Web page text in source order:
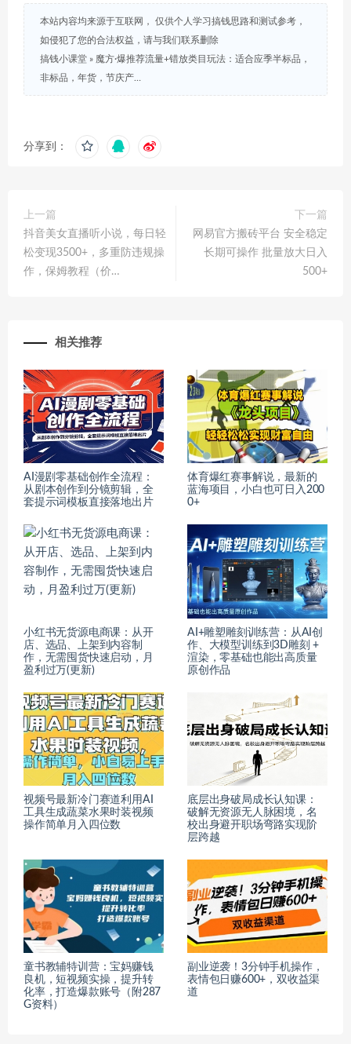
本站内容均来源于互联网， 仅供个人学习搞钱思路和测试参考，
如侵犯了您的合法权益，请与我们联系删除
搞钱小课堂 » 魔方·爆推荐流量+错放类目玩法：适合应季半标品，
非标品，年货，节庆产…
分享到：
上一篇
抖音美女直播听小说，每日轻
松变现3500+，多重防违规操
作，保姆教程（价…
下一篇
网易官方搬砖平台 安全稳定
长期可操作 批量放大日入
500+
相关推荐
AI漫剧零基础创作全流程：
从剧本创作到分镜剪辑，全
套提示词模板直接落地出片
体育爆红赛事解说，最新的
蓝海项目，小白也可日入200
0+
小红书无货源电商课：从开
店、选品、上架到内容制
作，无需囤货快速启动，月
盈利过万(更新)
AI+雕塑雕刻训练营：从AI创
作、大模型训练到3D雕刻 +
渲染，零基础也能出高质量
原创作品
视频号最新冷门赛道利用AI
工具生成蔬菜水果时装视频
操作简单月入四位数
底层出身破局成长认知课：
破解无资源无人脉困境，名
校出身避开职场弯路实现阶
层跨越
童书教辅特训营：宝妈赚钱
良机，短视频实操，提升转
化率，打造爆款账号（附287
G资料）
副业逆袭！3分钟手机操作，
表情包日赚600+，双收益渠
道